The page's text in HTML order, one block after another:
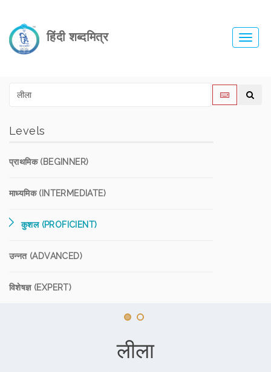
हिंदी शब्दमित्र
Levels
प्राथमिक (BEGINNER)
माध्यमिक (INTERMEDIATE)
कुशल (PROFICIENT)
उन्नत (ADVANCED)
विशेषज्ञ (EXPERT)
लीला